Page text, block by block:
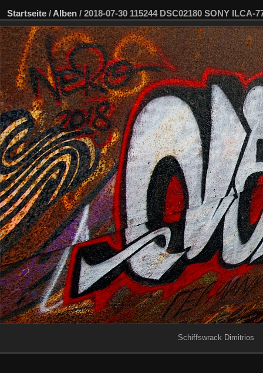
Startseite / Alben / 2018-07-30 115244 DSC02180 SONY ILCA-
Schiffswrack Dimitrios